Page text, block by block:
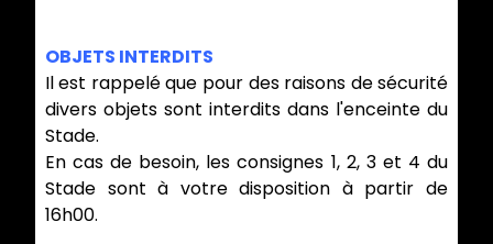
OBJETS INTERDITS
Il est rappelé que pour des raisons de sécurité
divers objets sont interdits dans l'enceinte du
Stade.
En cas de besoin, les consignes 1, 2, 3 et 4 du
Stade sont à votre disposition à partir de
16h00.